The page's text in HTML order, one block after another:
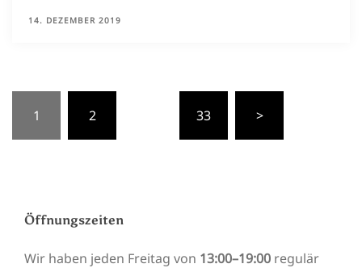
14. DEZEMBER 2019
der
1 2 33 >
Öffnungszeiten
Wir haben jeden Freitag von 13:00–19:00 regulär